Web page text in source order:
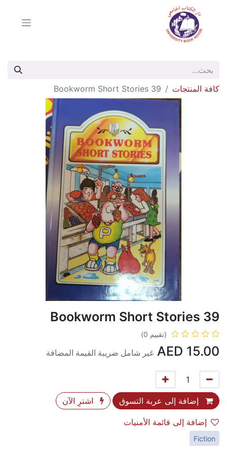
كافة المنتجات Bookworm Short Stories 39
Bookworm Short Stories 39
(تقييم 0)
15.00 غير شامل ضريبة القيمة المضافة
إضافة إلى عربة التسوق اشترِ الآن
إضافة إلى قائمة الأمنيات
Fiction